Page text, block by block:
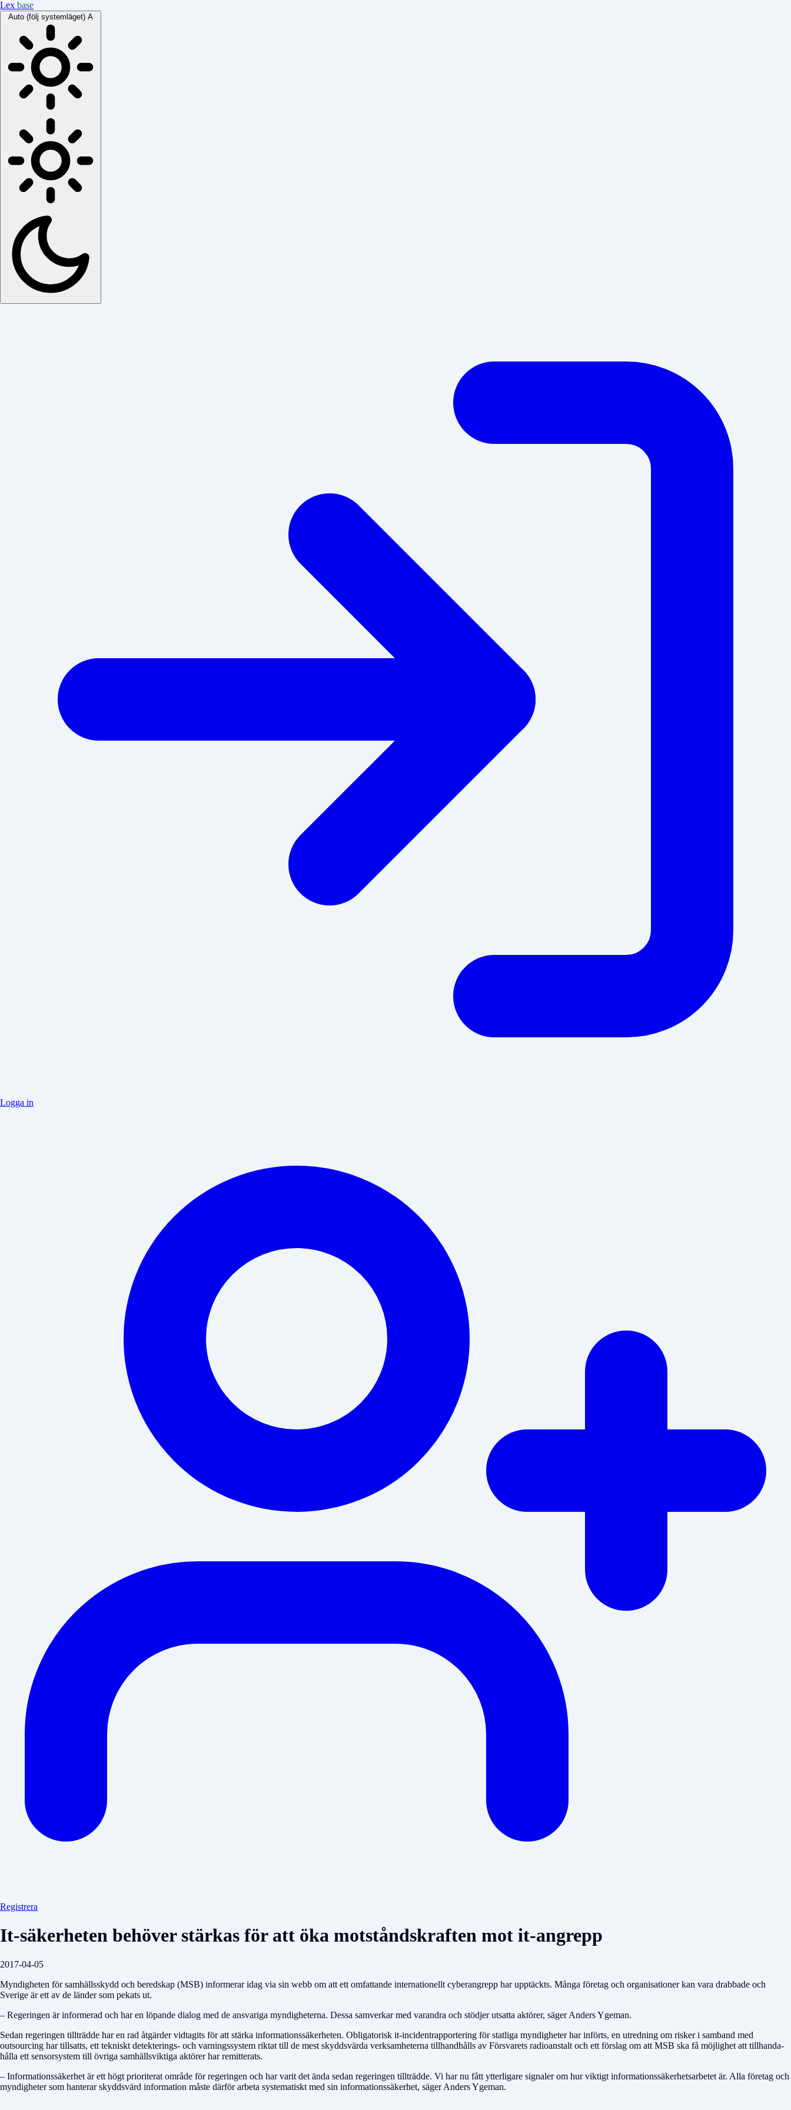
Lex base
Auto (följ systemläget) A
Logga in
Registrera
It-säkerheten behöver stärkas för att öka motståndskraften mot it-angrepp
2017-04-05
Myndigheten för samhällsskydd och beredskap (MSB) informerar idag via sin webb om att ett omfattande internationellt cyberangrepp har upptäckts. Många företag och organisationer kan vara drabbade och
Sverige är ett av de länder som pekats ut.
– Regeringen är informerad och har en löpande dialog med de ansvariga myndigheterna. Dessa samverkar med varandra och stödjer utsatta aktörer, säger Anders Ygeman.
Sedan regeringen tillträdde har en rad åtgärder vidtagits för att stärka informationssäkerheten. Obligatorisk it-incidentrapportering för statliga myndigheter har införts, en utredning om risker i samband med
outsourcing har tillsatts, ett tekniskt detekterings- och varningssystem riktat till de mest skyddsvärda verksamheterna tillhandhålls av Försvarets radioanstalt och ett förslag om att MSB ska få möjlighet att tillhanda­
hålla ett sensorsystem till övriga samhällsviktiga aktörer har remitterats.
– Informationssäkerhet är ett högt prioriterat område för regeringen och har varit det ända sedan regeringen tillträdde. Vi har nu fått ytterligare signaler om hur viktigt informationssäkerhetsarbetet är. Alla företag och
myndigheter som hanterar skyddsvärd information måste därför arbeta systematiskt med sin informationssäkerhet, säger Anders Ygeman.